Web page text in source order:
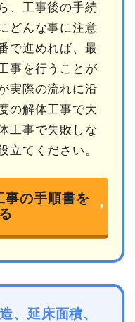
、工事後の手続
どんな事に注意
で進めれば、最
事を行うことが
実際の流れに沿
の解体工事で大
工事で失敗しな
立てください。
事の手順書を
、延床面積、